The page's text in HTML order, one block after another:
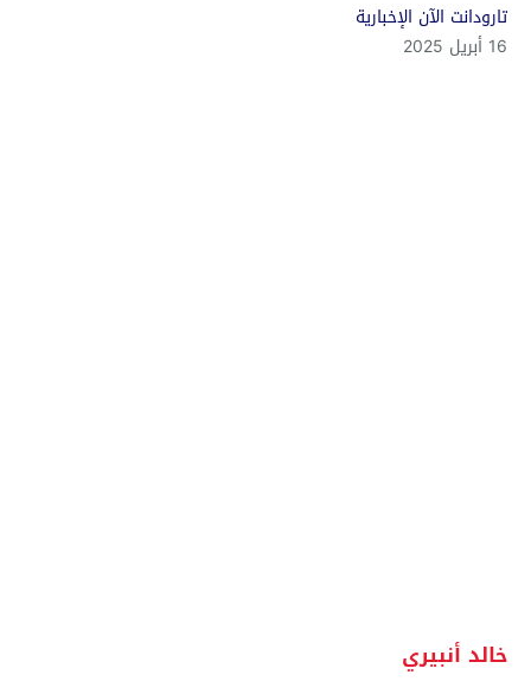
تارودانت الآن الإخبارية
16 أبريل 2025
خالد أنبيري